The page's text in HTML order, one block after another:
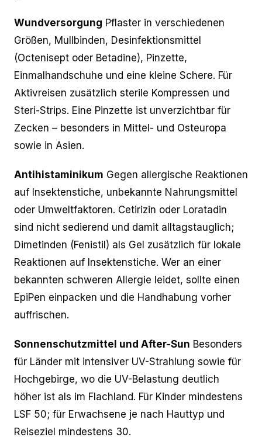
Wundversorgung Pflaster in verschiedenen
Größen, Mullbinden, Desinfektionsmittel
(Octenisept oder Betadine), Pinzette,
Einmalhandschuhe und eine kleine Schere. Für
Aktivreisen zusätzlich sterile Kompressen und
Steri-Strips. Eine Pinzette ist unverzichtbar für
Zecken – besonders in Mittel- und Osteuropa
sowie in Asien.
Antihistaminikum Gegen allergische Reaktionen
auf Insektenstiche, unbekannte Nahrungsmittel
oder Umweltfaktoren. Cetirizin oder Loratadin
sind nicht sedierend und damit alltagstauglich;
Dimetinden (Fenistil) als Gel zusätzlich für lokale
Reaktionen auf Insektenstiche. Wer an einer
bekannten schweren Allergie leidet, sollte einen
EpiPen einpacken und die Handhabung vorher
auffrischen.
Sonnenschutzmittel und After-Sun Besonders
für Länder mit intensiver UV-Strahlung sowie für
Hochgebirge, wo die UV-Belastung deutlich
höher ist als im Flachland. Für Kinder mindestens
LSF 50; für Erwachsene je nach Hauttyp und
Reiseziel mindestens 30.